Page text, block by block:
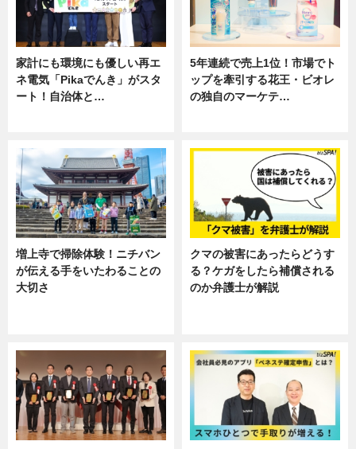
家計にも環境にも優しい再エ
ネ電気「Pikaでんき」がスタ
ート！自治体と…
5年連続で売上1位！市場でト
ップを牽引する花王・ビオレ
の独自のマーケテ…
増上寺で掃除体験！ニチバン
が伝える手をいたわることの
大切さ
クマの被害にあったらどうす
る？ケガをしたら補償される
のか弁護士が解説